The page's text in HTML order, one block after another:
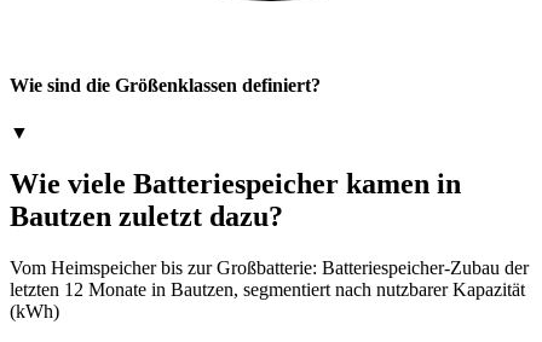
Wie sind die Größenklassen definiert?
▼
Wie viele Batteriespeicher kamen in
Bautzen zuletzt dazu?
Vom Heimspeicher bis zur Großbatterie: Batteriespeicher-Zubau der
letzten 12 Monate in Bautzen, segmentiert nach nutzbarer Kapazität
(kWh)